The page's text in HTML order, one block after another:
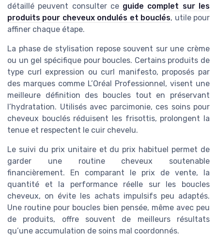
détaillé peuvent consulter ce guide complet sur les
produits pour cheveux ondulés et bouclés, utile pour
affiner chaque étape.
La phase de stylisation repose souvent sur une crème
ou un gel spécifique pour boucles. Certains produits de
type curl expression ou curl manifesto, proposés par
des marques comme L’Oréal Professionnel, visent une
meilleure définition des boucles tout en préservant
l’hydratation. Utilisés avec parcimonie, ces soins pour
cheveux bouclés réduisent les frisottis, prolongent la
tenue et respectent le cuir chevelu.
Le suivi du prix unitaire et du prix habituel permet de
garder une routine cheveux soutenable
financièrement. En comparant le prix de vente, la
quantité et la performance réelle sur les boucles
cheveux, on évite les achats impulsifs peu adaptés.
Une routine pour boucles bien pensée, même avec peu
de produits, offre souvent de meilleurs résultats
qu’une accumulation de soins mal coordonnés.